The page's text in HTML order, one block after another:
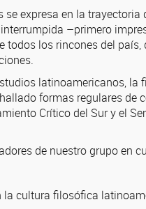
expresa en la
–primero
los rincones del
latinoamericanos, la
formas regulares de
Crítico del Sur y el
de nuestro grupo en
cultura filosófica